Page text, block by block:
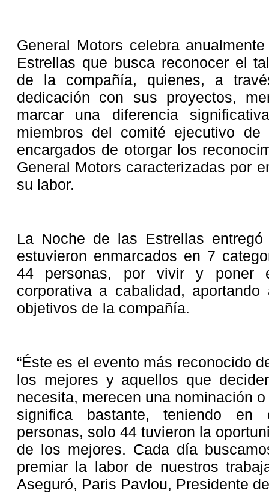
General Motors celebra
Estrellas que busca reconocer el
de la compañía, quienes, a
dedicación con sus proyectos,
marcar una diferencia
miembros del comité ejecutivo
encargados de otorgar los
General Motors caracterizadas por
su labor.
La Noche de las Estrellas
estuvieron enmarcados en 7
44 personas, por vivir y poner
corporativa a cabalidad,
objetivos de la compañía.
“Éste es el evento más reconocido
los mejores y aquellos que
necesita, merecen una nominación
significa bastante, teniendo
personas, solo 44 tuvieron la
de los mejores. Cada día
premiar la labor de nuestros
Aseguró, Paris Pavlou, Presidente